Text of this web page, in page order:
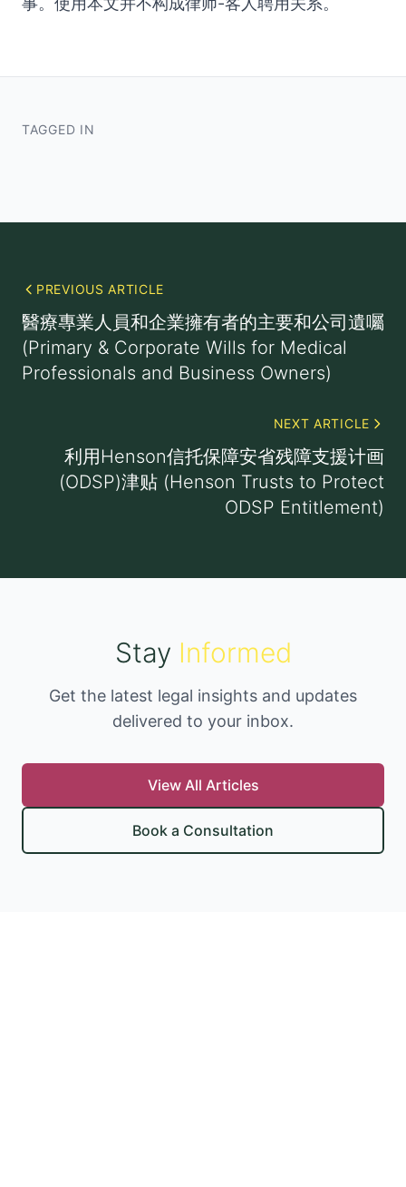
TAGGED IN
PREVIOUS ARTICLE
醫療專業人員和企業擁有者的主要和公司遺囑
(Primary & Corporate Wills for Medical
Professionals and Business Owners)
NEXT ARTICLE
利用Henson信托保障安省残障支援计画
(ODSP)津贴 (Henson Trusts to Protect
ODSP Entitlement)
Stay Informed
Get the latest legal insights and updates
delivered to your inbox.
View All Articles
Book a Consultation